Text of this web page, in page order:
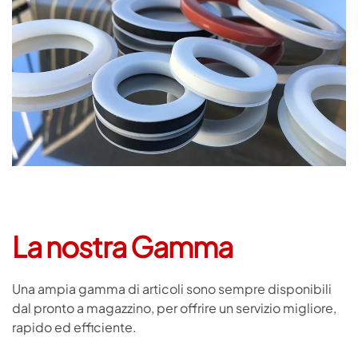
La nostra Gamma
Una ampia gamma di articoli sono sempre disponibili
dal pronto a magazzino, per offrire un servizio migliore,
rapido ed efficiente.